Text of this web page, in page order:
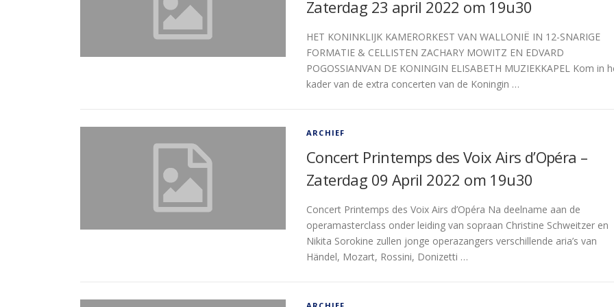
Zaterdag 23 april 2022 om 19u30
HET KONINKLIJK KAMERORKEST VAN WALLONIË IN 12-SNARIGE
FORMATIE & CELLISTEN ZACHARY MOWITZ EN EDVARD
POGOSSIANVAN DE KONINGIN ELISABETH MUZIEKKAPEL Kom in
kader van de extra concerten van de Koningin …
ARCHIEF
Concert Printemps des Voix Airs d’Opéra –
Zaterdag 09 April 2022 om 19u30
Concert Printemps des Voix Airs d’Opéra Na deelname aan de
operamasterclass onder leiding van sopraan Christine Schweitzer en
Nikita Sorokine zullen jonge operazangers verschillende aria’s van
Händel, Mozart, Rossini, Donizetti …